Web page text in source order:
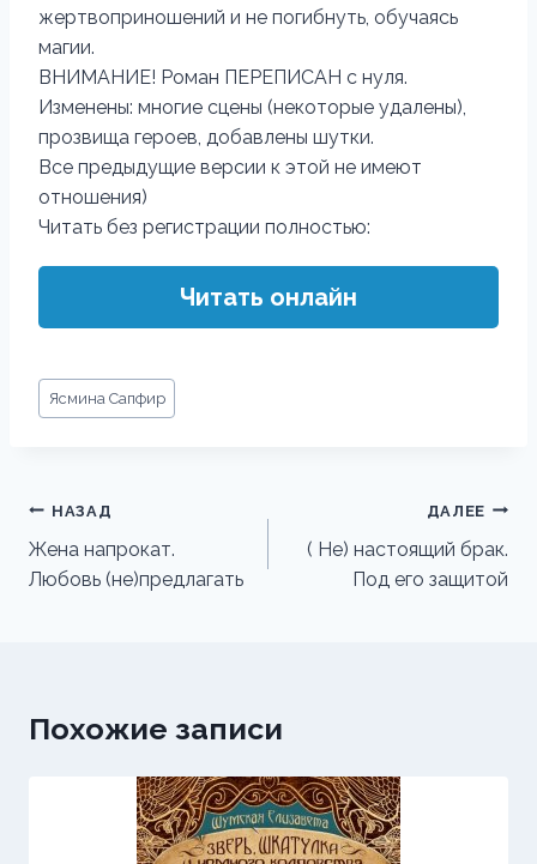
жертвоприношений и не погибнуть, обучаясь
магии.
ВНИМАНИЕ! Роман ПЕРЕПИСАН с нуля.
Изменены: многие сцены (некоторые удалены),
прозвища героев, добавлены шутки.
Все предыдущие версии к этой не имеют
отношения)
Читать без регистрации полностью:
Читать онлайн
Метки
записи:
Ясмина Сапфир
Навигация
по
записям
НАЗАД
Жена напрокат.
Любовь (не)предлагать
ДАЛЕЕ
( Не) настоящий брак.
Под его защитой
Похожие записи